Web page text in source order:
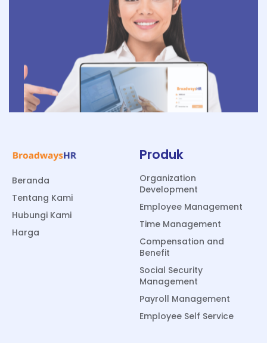
Beranda
Tentang Kami
Hubungi Kami
Harga
Produk
Organization
Development
Employee Management
Time Management
Compensation and
Benefit
Social Security
Management
Payroll Management
Employee Self Service